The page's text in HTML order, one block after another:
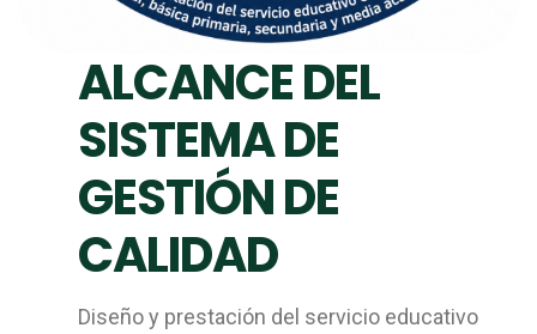
ALCANCE DEL
SISTEMA DE
GESTIÓN DE
CALIDAD
Diseño y prestación del servicio educativo